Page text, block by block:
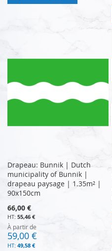
Drapeau: Bunnik | Dutch
municipality of Bunnik |
drapeau paysage | 1.35m² |
90x150cm
66,00 €
55,46 €
À partir de
59,00 €
49,58 €